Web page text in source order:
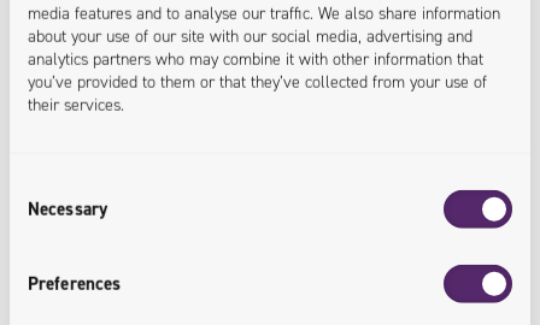
media features and to analyse our traffic. We also share information
about your use of our site with our social media, advertising and
analytics partners who may combine it with other information that
you’ve provided to them or that they’ve collected from your use of
their services.
Selection
Necessary
Preferences
Paweł besitzt mehr als 10 Jahre Führungserfahrung im
Bereich der digitalen Transformation, einschließlich
Entwicklungs- und UX-Teams und ist ein zertifizierter